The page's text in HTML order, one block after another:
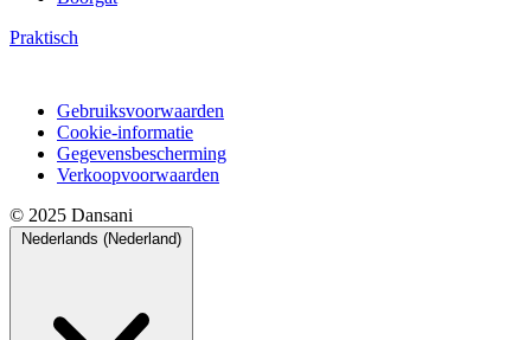
Praktisch
Gebruiksvoorwaarden
Cookie-informatie
Gegevensbescherming
Verkoopvoorwaarden
© 2025 Dansani
Nederlands (Nederland)